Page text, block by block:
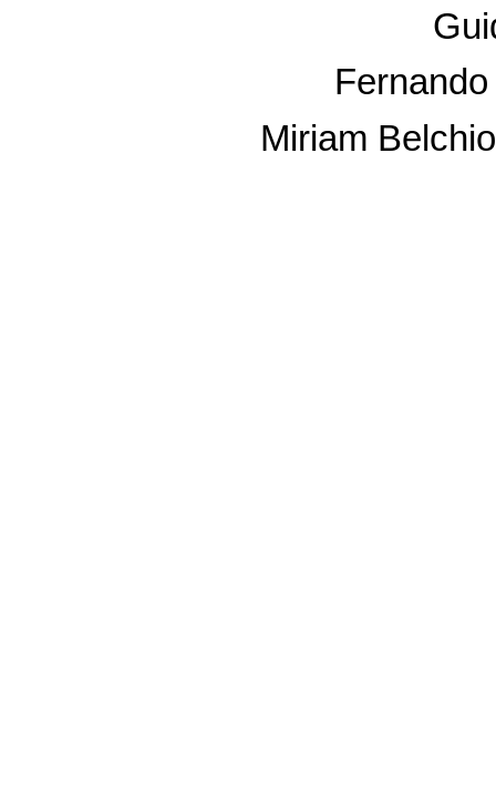
Miriam